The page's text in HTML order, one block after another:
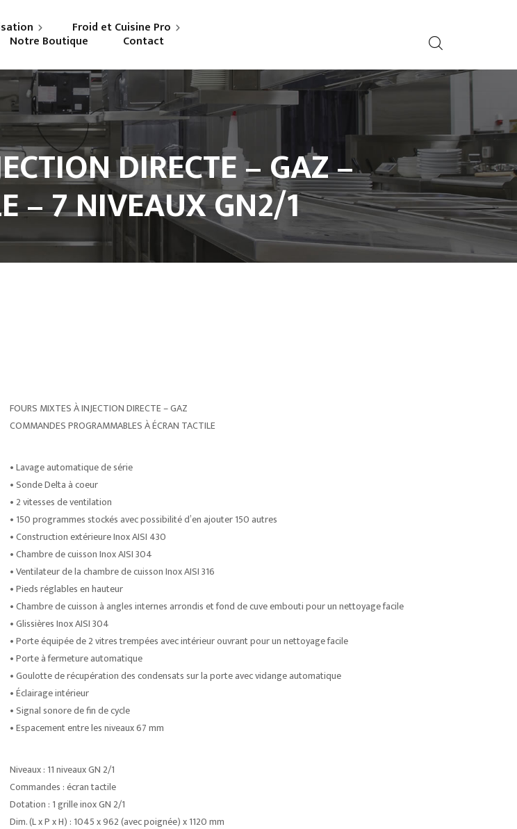
Froid et Cuisine Pro
Frigoriste professionnel
Cuisiniste
Notre Boutique Contact
DIRECTE – GAZ –
– 7 NIVEAUX GN2/1
FOURS MIXTES À INJECTION DIRECTE – GAZ
COMMANDES PROGRAMMABLES À ÉCRAN TACTILE
• Lavage automatique de série
• Sonde Delta à coeur
• 2 vitesses de ventilation
• 150 programmes stockés avec possibilité d’en ajouter 150 autres
• Construction extérieure Inox AISI 430
• Chambre de cuisson Inox AISI 304
• Ventilateur de la chambre de cuisson Inox AISI 316
• Pieds réglables en hauteur
• Chambre de cuisson à angles internes arrondis et fond de cuve embouti pour un nettoyage facile
• Glissières Inox AISI 304
• Porte équipée de 2 vitres trempées avec intérieur ouvrant pour un nettoyage facile
• Porte à fermeture automatique
• Goulotte de récupération des condensats sur la porte avec vidange automatique
• Éclairage intérieur
• Signal sonore de fin de cycle
• Espacement entre les niveaux 67 mm
Niveaux : 11 niveaux GN 2/1
Commandes : écran tactile
Dotation : 1 grille inox GN 2/1
Dim. (L x P x H) : 1045 x 962 (avec poignée) x 1120 mm